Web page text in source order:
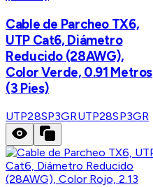
Cable de Parcheo TX6,
UTP Cat6, Diámetro
Reducido (28AWG),
Color Verde, 0.91 Metros
(3 Pies)
UTP28SP3GRUTP28SP3GR